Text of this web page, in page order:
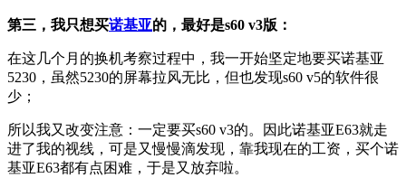
第三，我只想买诺基亚的，最好是s60 v3版：
在这几个月的换机考察过程中，我一开始坚定地要买诺基亚
5230，虽然5230的屏幕拉风无比，但也发现s60 v5的软件很
少；
所以我又改变注意：一定要买s60 v3的。因此诺基亚E63就走
进了我的视线，可是又慢慢滴发现，靠我现在的工资，买个诺
基亚E63都有点困难，于是又放弃啦。